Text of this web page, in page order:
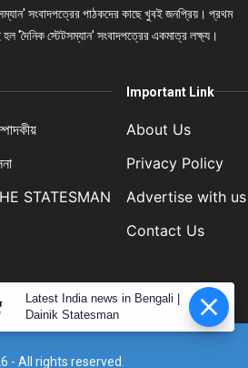
সংবাদপত্রের পাঠকদের কাছে খুবই জনপ্রিয়। প্রথম
'দৈনিক স্টেটসম্যান' সংবাদপত্রের একমাত্র লক্ষ্য।
STATESMAN
Important Link
About Us
Privacy Policy
Advertise with us
Contact Us
- All rights reserved.
Latest India news in Bengali |
Dainik Statesman